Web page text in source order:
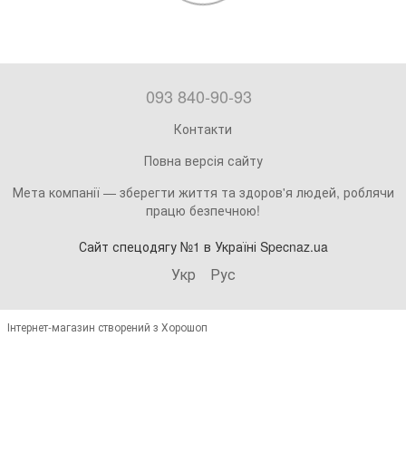
093 840-90-93
Контакти
Повна версія сайту
Мета компанії — зберегти життя та здоров'я людей, роблячи
працю безпечною!
Сайт спецодягу №1 в Україні Specnaz.ua
Укр Рус
Інтернет-магазин створений з Хорошоп